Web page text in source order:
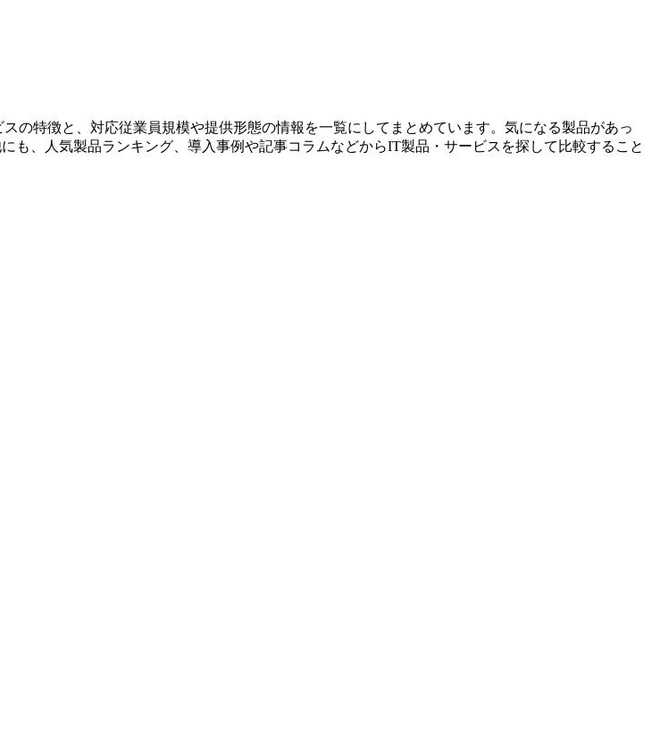
の特徴と、対応従業員規模や提供形態の情報を一覧にしてまとめています。気になる製品があっ
、人気製品ランキング、導入事例や記事コラムなどからIT製品・サービスを探して比較すること